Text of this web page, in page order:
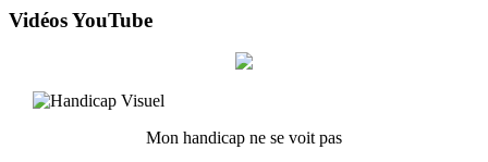
Vidéos YouTube
Mon handicap ne se voit pas